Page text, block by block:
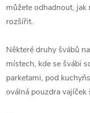
můžete odhadnout,
rozšířit.
Některé druhy švábů
místech, kde se švábi
parketami, pod
oválná pouzdra vajíček